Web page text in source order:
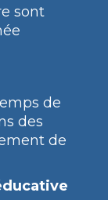
sont
de
des
de